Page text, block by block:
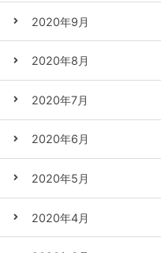
2020年9月
2020年8月
2020年7月
2020年6月
2020年5月
2020年4月